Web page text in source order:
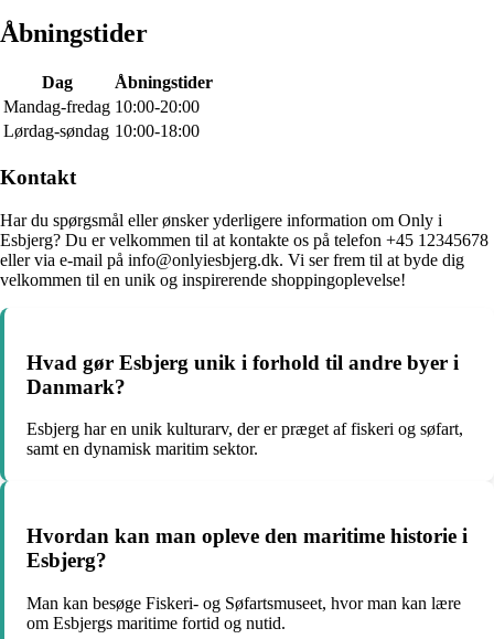
Åbningstider
Dag
Åbningstider
Mandag-fredag 10:00-20:00
Lørdag-søndag 10:00-18:00
Kontakt
Har du spørgsmål eller ønsker yderligere information om Only i
Esbjerg? Du er velkommen til at kontakte os på telefon +45 12345678
eller via e-mail på info@onlyiesbjerg.dk. Vi ser frem til at byde dig
velkommen til en unik og inspirerende shoppingoplevelse!
Hvad gør Esbjerg unik i forhold til andre byer i
Danmark?
Esbjerg har en unik kulturarv, der er præget af fiskeri og søfart,
samt en dynamisk maritim sektor.
Hvordan kan man opleve den maritime historie i
Esbjerg?
Man kan besøge Fiskeri- og Søfartsmuseet, hvor man kan lære
om Esbjergs maritime fortid og nutid.